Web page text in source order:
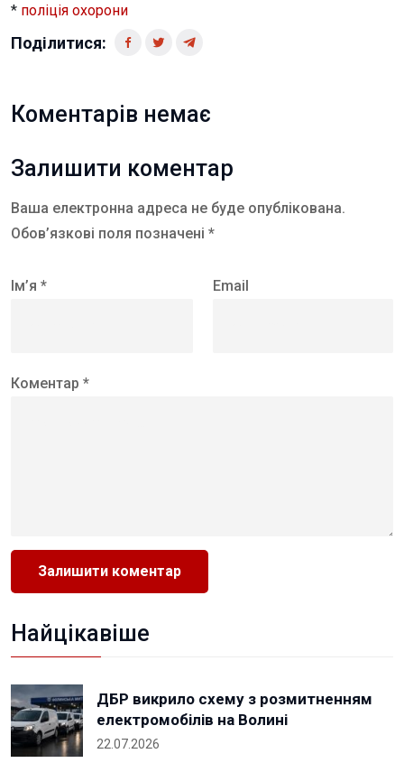
* поліція охорони
Поділитися:
Коментарів немає
Залишити коментар
Ваша електронна адреса не буде опублікована.
Обов’язкові поля позначені *
Ім’я * Email
Коментар *
Найцікавіше
ДБР викрило схему з розмитненням
електромобілів на Волині
22.07.2026